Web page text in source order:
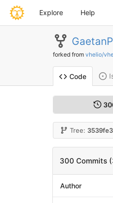
Explore Help
GaetanP
forked from vhelio/
Code
Tree:
300 Commits
Author